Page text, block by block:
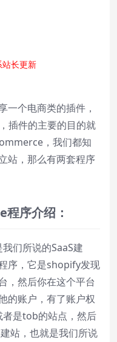
长更新
一个电商类的插件，
插件的主要的目的就
，我们都知
站，那么有两套程序
程序介绍：
们所说的SaaS建
序，它是shopify发现
，然后你在这个平台
的账户，有了账户权
是tob的站点，然后
站，也就是我们所说